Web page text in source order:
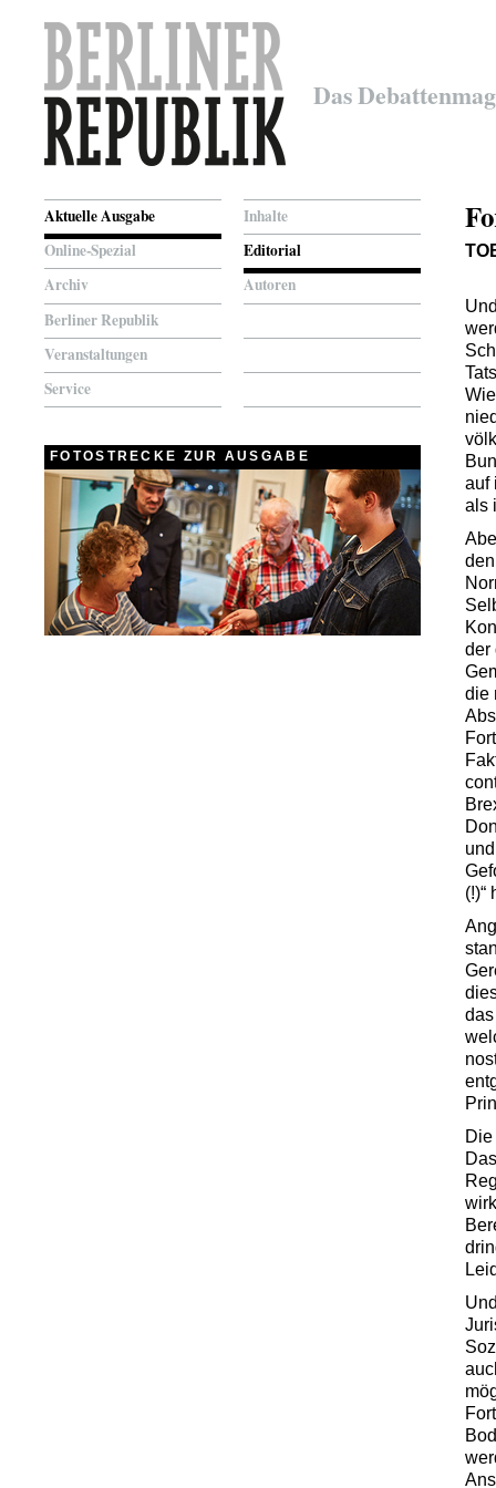
Das
Aktuelle Ausgabe
Online-Spezial
Archiv
Berliner Republik
Veranstaltungen
Service
Inhalte
Editorial
Autoren
FOTOSTRECKE ZUR AUSGABE
auf
als
der
die
(!)“